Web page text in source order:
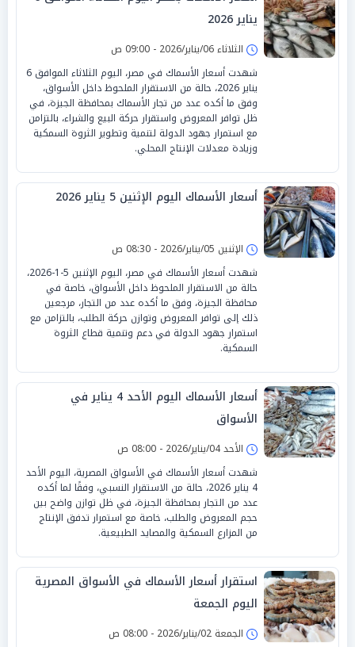
يناير 2026
الثلاثاء 06/يناير/2026 - 09:00 ص
شهدت أسعار الأسماك في مصر، اليوم الثلاثاء الموافق 6
يناير 2026، حالة من الاستقرار الملحوظ داخل الأسواق،
وفق ما أكده عدد من تجار الأسماك بمحافظة الجيزة، في
ظل توافر المعروض واستقرار حركة البيع والشراء، بالتزامن
مع استمرار جهود الدولة لتنمية وتطوير الثروة السمكية
وزيادة معدلات الإنتاج المحلي.
أسعار الأسماك اليوم الإثنين 5 يناير 2026
الإثنين 05/يناير/2026 - 08:30 ص
شهدت أسعار الأسماك في مصر، اليوم الإثنين 5-1-2026،
حالة من الاستقرار الملحوظ داخل الأسواق، خاصة في
محافظة الجيزة، وفق ما أكده عدد من التجار، مرجعين
ذلك إلى توافر المعروض وتوازن حركة الطلب، بالتزامن مع
استمرار جهود الدولة في دعم وتنمية قطاع الثروة
السمكية.
أسعار الأسماك اليوم الأحد 4 يناير في
الأسواق
الأحد 04/يناير/2026 - 08:00 ص
شهدت أسعار الأسماك في الأسواق المصرية، اليوم الأحد
4 يناير 2026، حالة من الاستقرار النسبي، وفقًا لما أكده
عدد من التجار بمحافظة الجيزة، في ظل توازن واضح بين
حجم المعروض والطلب، خاصة مع استمرار تدفق الإنتاج
من المزارع السمكية والمصايد الطبيعية.
استقرار أسعار الأسماك في الأسواق المصرية
اليوم الجمعة
الجمعة 02/يناير/2026 - 08:00 ص